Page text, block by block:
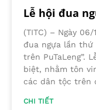
Lễ hội đua
(TITC) – Ngày
đua ngựa lần thứ
trên PuTaLeng”.
biệt, nhằm tôn
các dân tộc trên
CHI TIẾT